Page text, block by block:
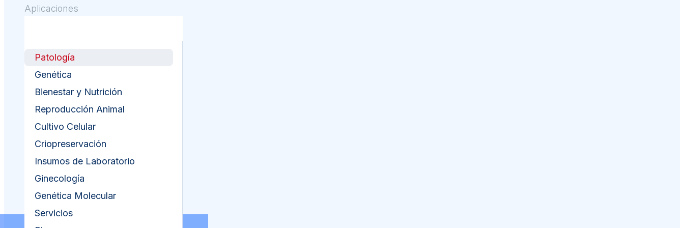
Aplicaciones
Patología
Genética
Bienestar y Nutrición
Reproducción Animal
Cultivo Celular
Criopreservación
Insumos de Laboratorio
Ginecología
Genética Molecular
Servicios